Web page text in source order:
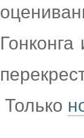
Только